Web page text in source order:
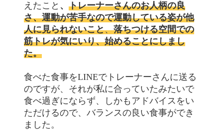
えたこと 、トレーナーさんのお人柄の良
さ、運動が苦手なので運動している姿が他
人に見られないこと、落ちつける空間での
筋トレが気にいり、始めることにしまし
た。
食べた食事をLINEでトレーナーさんに送る
のですが、それが私に合っていたみたいで
食べ過ぎにならず、しかもアドバイスをい
ただけるので、バランスの良い食事ができ
ました。